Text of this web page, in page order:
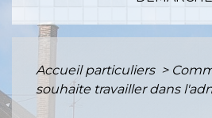
Accueil particuliers >
souhaite travailler dans